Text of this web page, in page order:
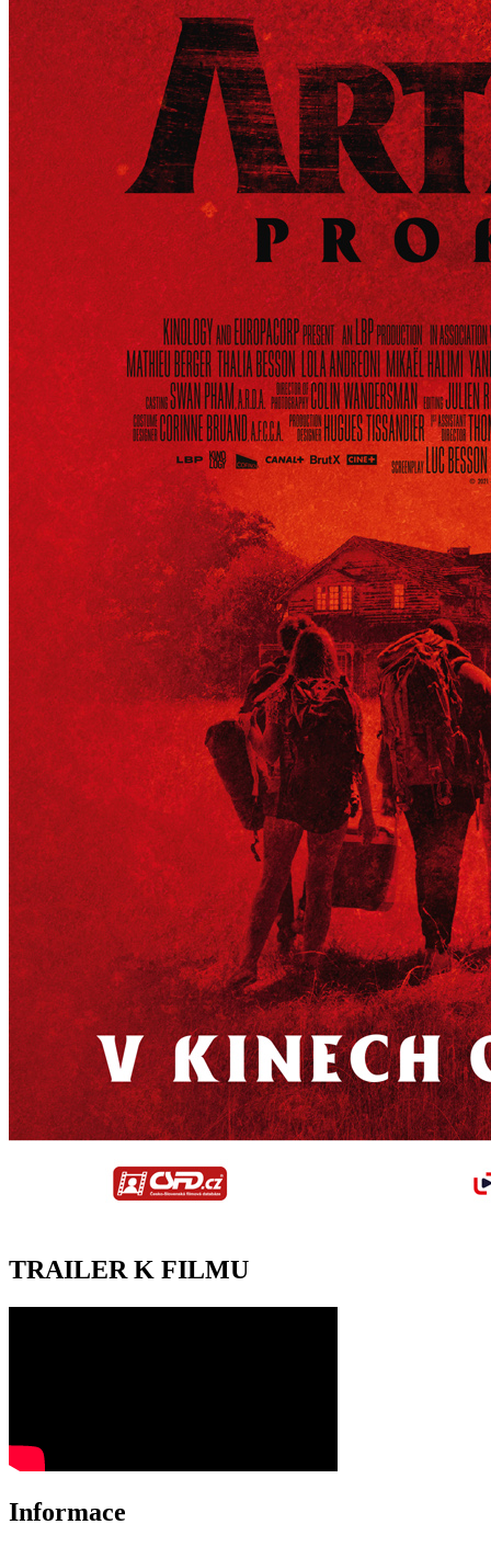
TRAILER K FILMU
Informace